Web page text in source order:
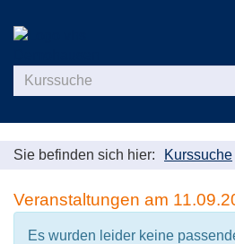
Sie befinden sich hier: Kurssuche
Veranstaltungen am
Es wurden leider keine